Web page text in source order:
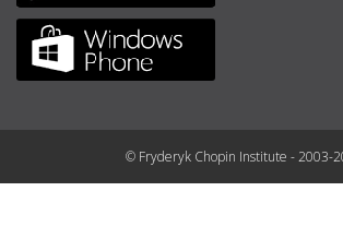
© Fryderyk Chopin Institute - 2003-